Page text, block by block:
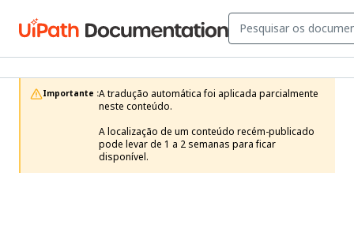
Importante :A tradução automática foi aplicada parcialmente
neste conteúdo.
A localização de um conteúdo recém-publicado
pode levar de 1 a 2 semanas para ficar
disponível.